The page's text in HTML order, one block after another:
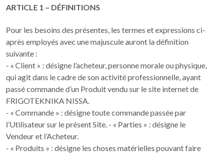
ARTICLE 1 – DÉFINITIONS
Pour les besoins des présentes, les termes et expressions ci-
après employés avec une majuscule auront la définition
suivante :
- « Client » : désigne l’acheteur, personne morale ou physique,
qui agit dans le cadre de son activité professionnelle, ayant
passé commande d’un Produit vendu sur le site internet de
FRIGOTEKNIKA NISSA.
- « Commande » : désigne toute commande passée par
l’Utilisateur sur le présent Site. - « Parties » : désigne le
Vendeur et l’Acheteur.
- « Produits » : désigne les choses matérielles pouvant faire